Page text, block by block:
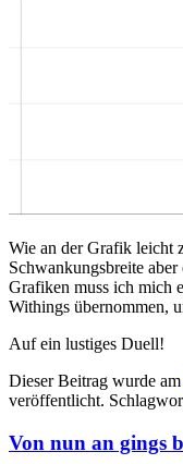
Wie an der Grafik leicht
Schwankungsbreite
Grafiken muss ich mich
Withings übernommen,
Auf ein lustiges Duell!
Dieser Beitrag wurde am
veröffentlicht.
Von nun an gings